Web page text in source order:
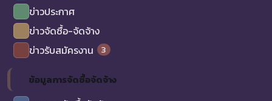
ข่าวประกาศ
ข่าวจัดซื้อ-จัดจ้าง
ข่าวรับสมัครงาน
3
ข้อมูลการจัดซื้อจัดจ้าง